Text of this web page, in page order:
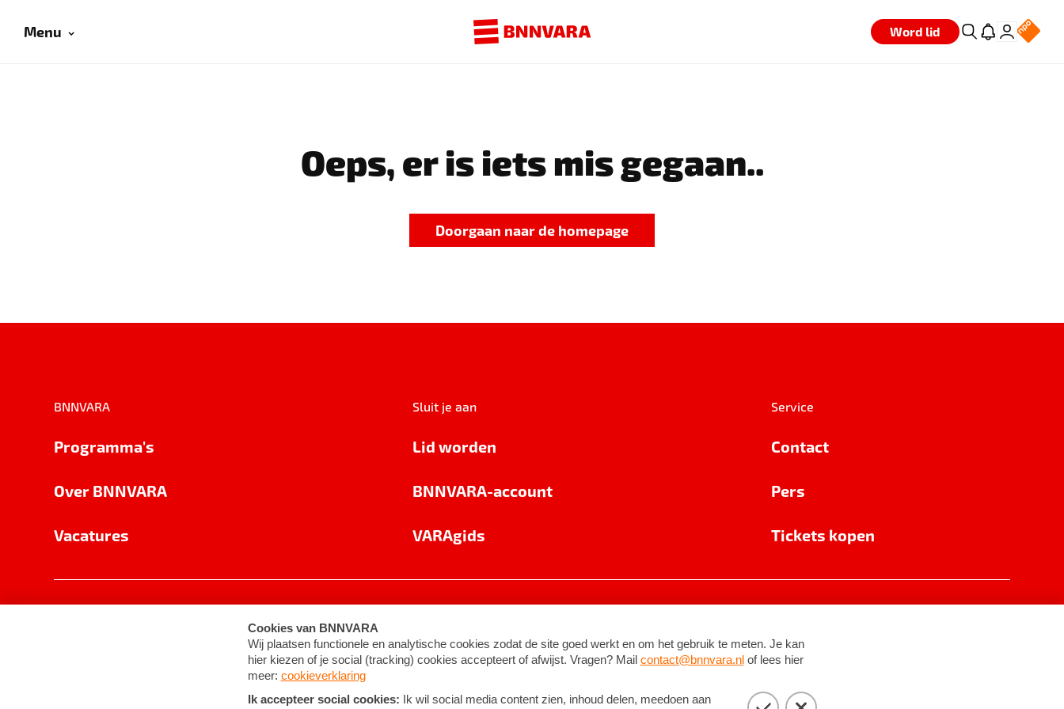
Menu Word lid
Oeps, er is iets mis gegaan..
Doorgaan naar de homepage
BNNVARA
Programma's
Over BNNVARA
Vacatures
Sluit je aan
Lid worden
BNNVARA-account
VARAgids
Service
Contact
Pers
Tickets kopen
Cookie-instellingen Algemene voorwaarden ©2026BNNVARA